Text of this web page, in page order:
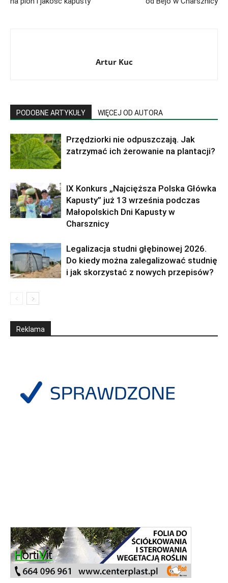
Artur Kuc
PODOBNE ARTYKUŁY WIĘCEJ OD AUTORA
Przędziorki nie odpuszczają. Jak
zatrzymać ich żerowanie na plantacji?
IX Konkurs „Najcięższa Polska Główka
Kapusty” już 13 września podczas
Małopolskich Dni Kapusty w
Charsznicy
Legalizacja studni głębinowej 2026.
Do kiedy można zalegalizować studnię
i jak skorzystać z nowych przepisów?
Reklama